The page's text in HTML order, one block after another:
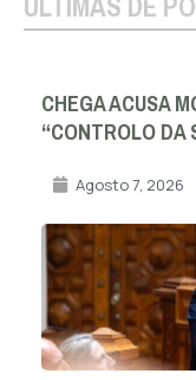
CHEGA ACUSA
“CONTROLO DA
Agosto 7, 2026